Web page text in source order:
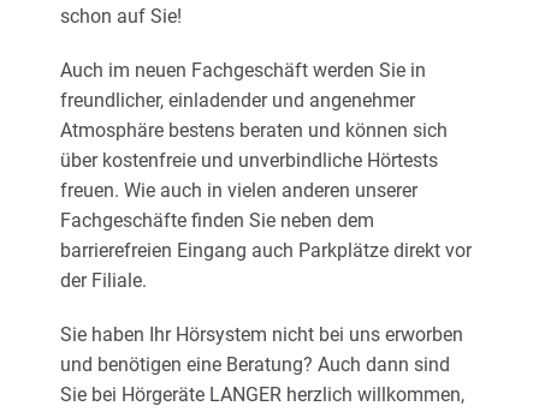
schon auf Sie!
Auch im neuen Fachgeschäft werden Sie in
freundlicher, einladender und angenehmer
Atmosphäre bestens beraten und können sich
über kostenfreie und unverbindliche Hörtests
freuen. Wie auch in vielen anderen unserer
Fachgeschäfte finden Sie neben dem
barrierefreien Eingang auch Parkplätze direkt vor
der Filiale.
Sie haben Ihr Hörsystem nicht bei uns erworben
und benötigen eine Beratung? Auch dann sind
Sie bei Hörgeräte LANGER herzlich willkommen,